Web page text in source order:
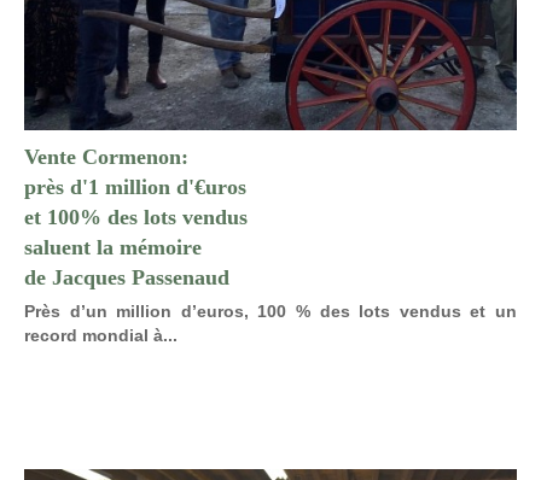
Vente Cormenon:
près d'1 million d'€uros
et 100% des lots vendus
saluent la mémoire
de Jacques Passenaud
Près d’un million d’euros, 100 % des lots vendus et un
record mondial à...